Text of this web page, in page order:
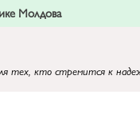
Молдова
тех, кто стремится к